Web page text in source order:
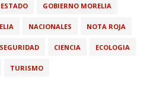
GOBIERNO MORELIA
NACIONALES NOTA ROJA
SEGURIDAD CIENCIA ECOLOGIA
TURISMO